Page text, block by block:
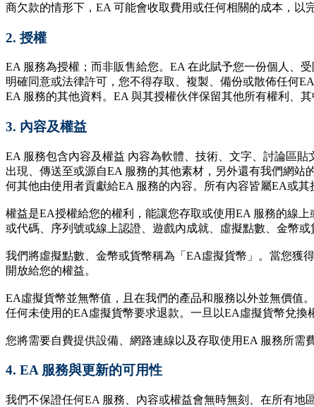
商欠款的情形下，EA 可能會收取費用或任何相關的成本，以
2. 授權
EA 服務為授權；而非販售給您。EA 在此賦予您一份個人、
明確同意或法律許可，您不得存取、複製、備份或散佈任何
EA 服務的其他資料。EA 與其授權伙伴保留其他所有權利、
3. 內容及權益
EA 服務包含內容及權益 內容為軟體、技術、文字、討論區
出現、傳送至或源自EA 服務的其他素材，另外還有我們網
何其他由使用者貢獻給EA 服務的內容。所有內容皆屬EA或
權益是EA授權給您的權利，能讓您存取或使用EA 服務的線
或代碼、序列號或線上認證、遊戲內成就、虛擬點數、金幣或
我們將虛擬點數、金幣或貨幣稱為「EA虛擬貨幣」。當您獲
開放給您的權益。
EA虛擬貨幣並無幣值，且在我們的產品和服務以外並無價值
任何未使用的EA虛擬貨幣要求退款。一旦以EA虛擬貨幣兌換
您將需要自費提供設備、網路連線以及存取使用EA 服務所需費
4. EA 服務與更新的可用性
我們不保證任何EA 服務、內容或權益會無時無刻、在所有